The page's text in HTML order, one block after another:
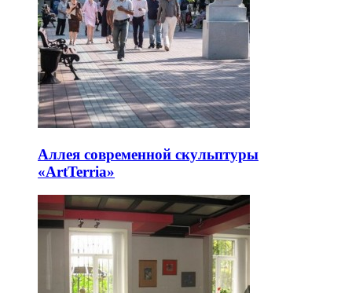
Аллея современной скульптуры
«ArtTerria»